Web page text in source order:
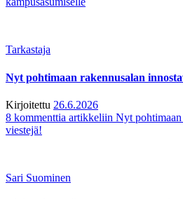
Tarkastaja
Nyt pohtimaan rakennusalan
Kirjoitettu 26.6.2026
8 kommenttia artikkeliin Nyt pohtimaan
viestejä!
Sari Suominen